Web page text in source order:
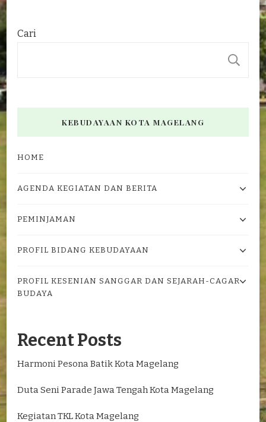
Cari
KEBUDAYAAN KOTA MAGELANG
HOME
AGENDA KEGIATAN DAN BERITA
PEMINJAMAN
PROFIL BIDANG KEBUDAYAAN
PROFIL KESENIAN SANGGAR DAN SEJARAH-CAGAR
BUDAYA
Recent Posts
Harmoni Pesona Batik Kota Magelang
Duta Seni Parade Jawa Tengah Kota Magelang
Kegiatan TKL Kota Magelang